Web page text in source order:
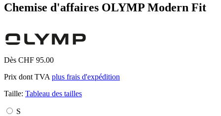
Chemise d'affaires OLYMP Modern Fit
Dès CHF 95.00
Prix dont TVA plus frais d'expédition
Taille: Tableau des tailles
S